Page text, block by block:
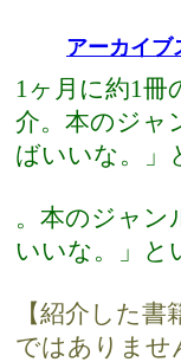
アーカイブ
1ヶ月に約1冊
介。本のジャ
ばいいな。」
。本のジャン
いいな。」と
【紹介した
ではありませ